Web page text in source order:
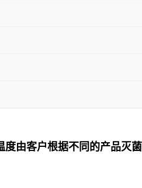
由客户根据不同的产品灭